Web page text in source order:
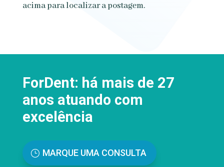
acima para localizar a postagem.
ForDent: há mais de 27
anos atuando com
excelência
MARQUE UMA CONSULTA